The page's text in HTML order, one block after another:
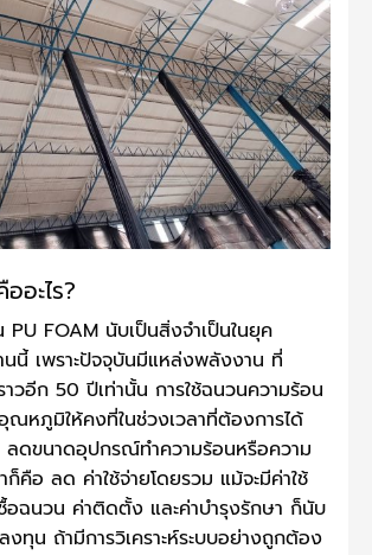
อะไร?
FOAM นับเป็นสิ่งจำเป็นในยุค
นี้ เพราะปัจจุบันมีแหล่งพลังงาน ที่
าวอีก 50 ปีเท่านั้น การใช้ฉนวนความร้อน
หภูมิให้คงที่ในช่วงเวลาที่ต้องการได้
ลดขนาดอุปกรณ์ทำความร้อนหรือความ
คือ ลด ค่าใช้จ่ายโดยรวม แม้จะมีค่าใช้
อฉนวน ค่าติดตั้ง และค่าบำรุงรักษา ก็นับ
งทุน ถ้ามีการวิเคราะห์ระบบอย่างถูกต้อง